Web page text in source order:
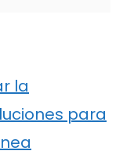
la
para